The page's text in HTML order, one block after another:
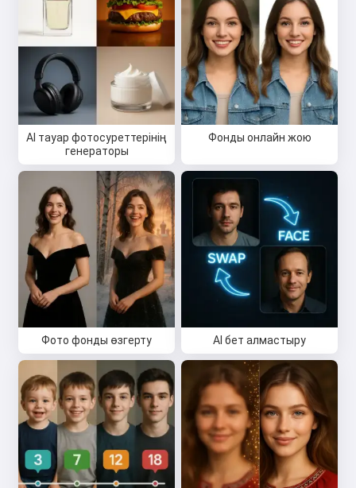
AI тауар фотосуреттерінің
генераторы
Фонды онлайн жою
Фото фонды өзгерту AI бет алмастыру